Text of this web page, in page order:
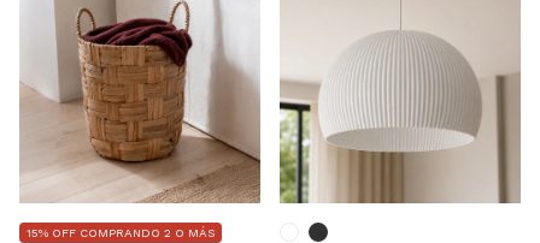
15% OFF COMPRANDO 2 O MÁS